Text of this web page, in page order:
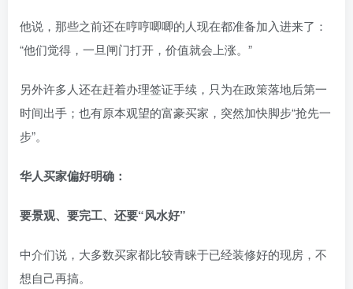
他说，那些之前还在哼哼唧唧的人现在都准备加入进来了：
“他们觉得，一旦闸门打开，价值就会上涨。”
另外许多人还在赶着办理签证手续，只为在政策落地后第一
时间出手；也有原本观望的富豪买家，突然加快脚步“抢先一
步”。
华人买家偏好明确：
要景观、要完工、还要“风水好”
中介们说，大多数买家都比较青睐于已经装修好的现房，不
想自己再搞。